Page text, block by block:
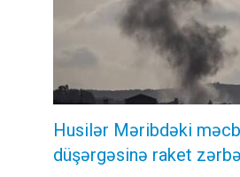
Husilər Məribdəki
düşərgəsinə raket